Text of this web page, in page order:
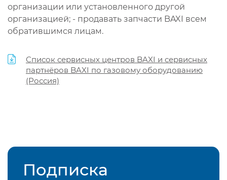
организации или установленного другой
организацией; - продавать запчасти BAXI всем
обратившимся лицам.
Список сервисных центров BAXI и сервисных
партнёров BAXI по газовому оборудованию
(Россия)
Подписка